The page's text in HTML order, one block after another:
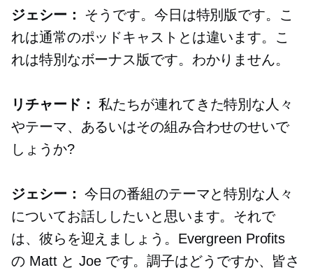
ジェシー：
そうです。今日は特別版です。こ
れは通常のポッドキャストとは違います。こ
れは特別なボーナス版です。わかりません。
リチャード： 私たちが連れてきた特別な人々
やテーマ、あるいはその組み合わせのせいで
しょうか?
ジェシー： 今日の番組のテーマと特別な人々
についてお話ししたいと思います。それで
は、彼らを迎えましょう。Evergreen Profits
の Matt と Joe です。調子はどうですか、皆さ